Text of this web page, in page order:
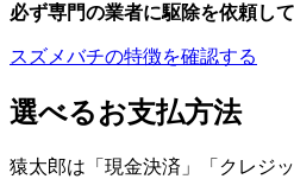
必ず専門の業者に駆除を依頼して
スズメバチの特徴を確認する
選べるお支払方法
猿太郎は「現金決済」「クレジ